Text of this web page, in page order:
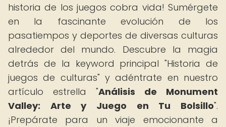
historia de los juegos cobra vida! Sumérgete
en la fascinante evolución de los
pasatiempos y deportes de diversas culturas
alrededor del mundo. Descubre la magia
detrás de la keyword principal "Historia de
juegos de culturas" y adéntrate en nuestro
artículo estrella "Análisis de Monument
Valley: Arte y Juego en Tu Bolsillo".
¡Prepárate para un viaje emocionante a